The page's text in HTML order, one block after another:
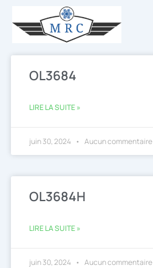
contenu
OL3684
LIRE LA SUITE »
juin 30, 2024 Aucun commentaire
OL3684H
LIRE LA SUITE »
juin 30, 2024 Aucun commentaire